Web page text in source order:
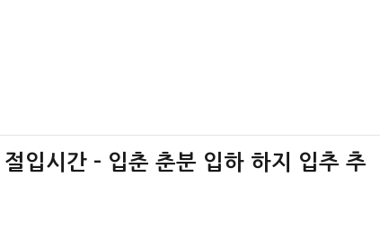
입시간 – 입춘 춘분 입하 하지 입추 추